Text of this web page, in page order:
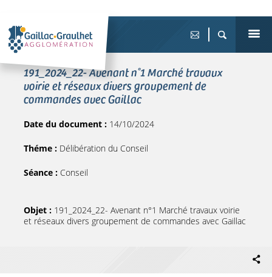
191_2024_22- Avenant n°1 Marché travaux
voirie et réseaux divers groupement de
commandes avec Gaillac
Date du document : 14/10/2024
Théme : Délibération du Conseil
Séance : Conseil
Objet : 191_2024_22- Avenant n°1 Marché travaux voirie
et réseaux divers groupement de commandes avec Gaillac